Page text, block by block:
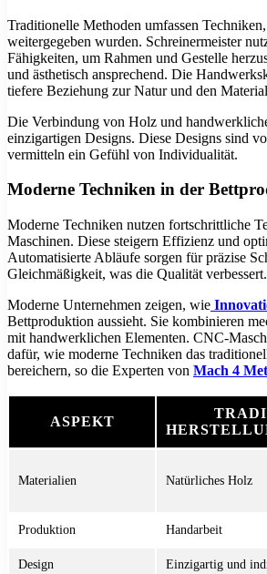
Traditionelle Methoden umfassen
weitergegeben wurden. Schreinermeister
Fähigkeiten, um Rahmen und Gestelle
und ästhetisch ansprechend. Die
tiefere Beziehung zur Natur und den
Die Verbindung von Holz und
einzigartigen Designs. Diese Designs sind
vermitteln ein Gefühl von Individualität.
Moderne Techniken in der
Moderne Techniken nutzen fortschrittliche
Maschinen. Diese steigern Effizienz und
Automatisierte Abläufe sorgen für präzise
Gleichmäßigkeit, was die Qualität verbessert.
Moderne Unternehmen zeigen, wie
Bettproduktion aussieht. Sie kombinieren
mit handwerklichen Elementen. CNC-
dafür, wie moderne Techniken das
bereichern, so die Experten von Mach 4
ASPEKT
Materialien Natürliches Holz
Produktion Handarbeit
Design Einzigartig und